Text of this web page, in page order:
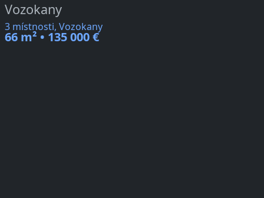
Vozokany
3 místnosti, Vozokany
66 m² • 135 000 €